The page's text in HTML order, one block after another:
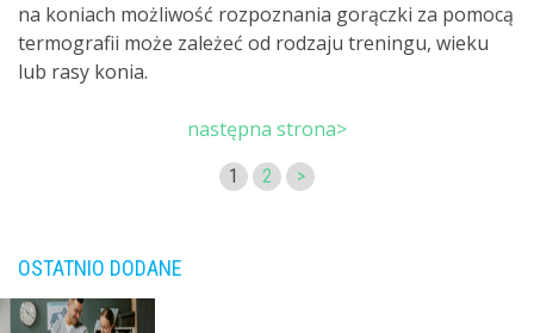
na koniach możliwość rozpoznania gorączki za pomocą
termografii może zależeć od rodzaju treningu, wieku
lub rasy konia.
następna strona>
1 2 >
OSTATNIO DODANE